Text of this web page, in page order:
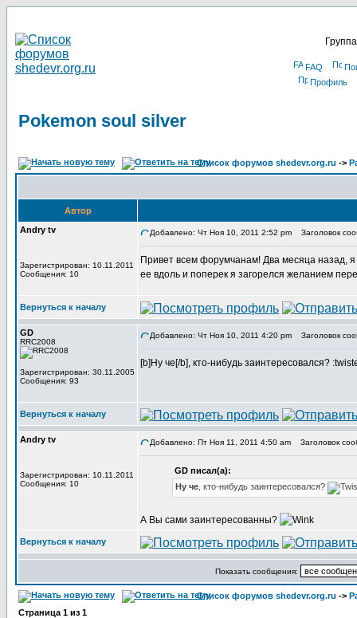
FAQ
Профиль
Pokemon soul silver
Список форумов shedevr.org.ru ->
Автор
Andry tv
Зарегистрирован: 10.11.2011
Сообщения: 10
Добавлено: Чт Ноя 10, 2011 2:52 pm Заголовок
Привет всем форумчанам! Два месяца назад,
ее вдоль и поперек я загорелся желанием
Вернуться к началу
GD
RRC2008
Зарегистрирован: 30.11.2005
Сообщения: 93
Добавлено: Чт Ноя 10, 2011 4:20 pm Заголовок
[b]Ну че[/b], кто-нибудь заинтересовался?
Вернуться к началу
Andry tv
Зарегистрирован: 10.11.2011
Сообщения: 10
Добавлено: Пт Ноя 11, 2011 4:50 am Заголовок
GD писал(а):
Ну че , кто-нибудь заинтересовался?
А Вы сами заинтересованны?
Вернуться к началу
Показать сообщения:
Список форумов shedevr.org.ru ->
Страница 1 из 1